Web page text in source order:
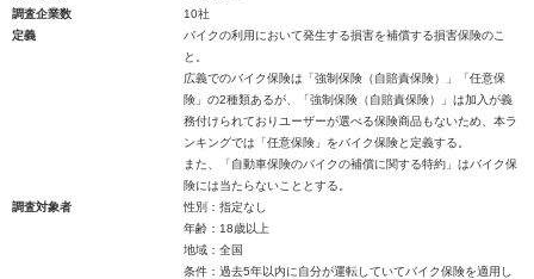
調査企業数
10社
定義
バイクの利用において発生する損害を補償する損害保険のこ
と。
広義でのバイク保険は「強制保険（自賠責保険）」「任意保
険」の2種類あるが、「強制保険（自賠責保険）」は加入が義
務付けられておりユーザーが選べる保険商品もないため、本ラ
ンキングでは「任意保険」をバイク保険と定義する。
また、「自動車保険のバイクの補償に関する特約」はバイク保
険には当たらないこととする。
調査対象者
性別：指定なし
年齢：18歳以上
地域：全国
条件：過去5年以内に自分が運転していてバイク保険を適用し